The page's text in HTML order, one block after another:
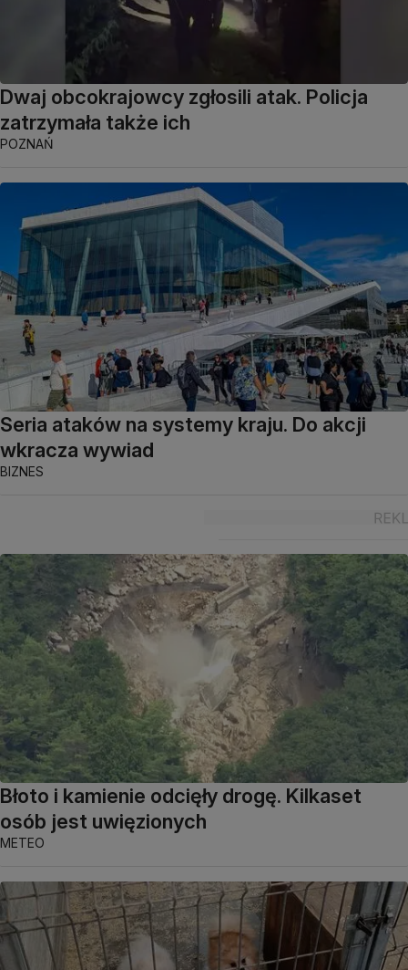
Dwaj obcokrajowcy zgłosili atak. Policja
zatrzymała także ich
POZNAŃ
Seria ataków na systemy kraju. Do akcji
wkracza wywiad
BIZNES
Błoto i kamienie odcięły drogę. Kilkaset
osób jest uwięzionych
METEO